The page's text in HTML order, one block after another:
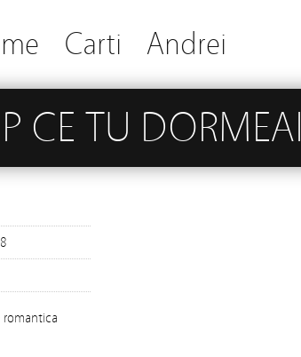
Carti Andrei
CE TU DORMEAI
romantica